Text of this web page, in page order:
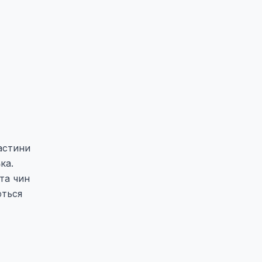
чин